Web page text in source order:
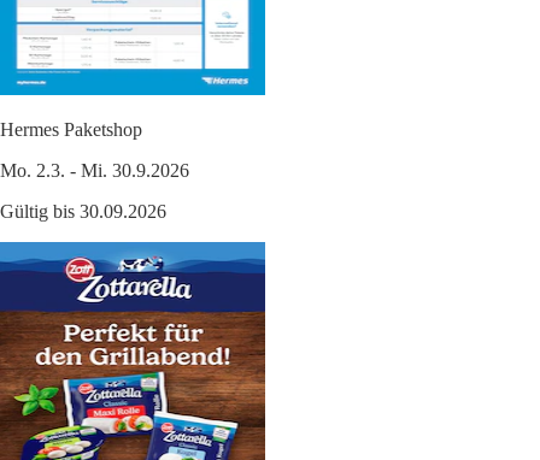
Hermes Paketshop
Mo. 2.3. - Mi. 30.9.2026
Gültig bis 30.09.2026